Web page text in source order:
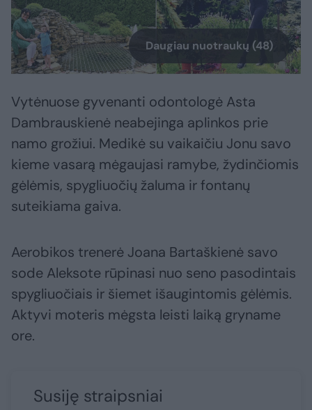
Daugiau nuotraukų (48)
Vytėnuose gyvenanti odontologė Asta
Dambrauskienė neabejinga aplinkos prie
namo grožiui. Medikė su vaikaičiu Jonu savo
kieme vasarą mėgaujasi ramybe, žydinčiomis
gėlėmis, spygliuočių žaluma ir fontanų
suteikiama gaiva.
Aerobikos trenerė Joana Bartaškienė savo
sode Aleksote rūpinasi nuo seno pasodintais
spygliuočiais ir šiemet išaugintomis gėlėmis.
Aktyvi moteris mėgsta leisti laiką gryname
ore.
Susiję straipsniai